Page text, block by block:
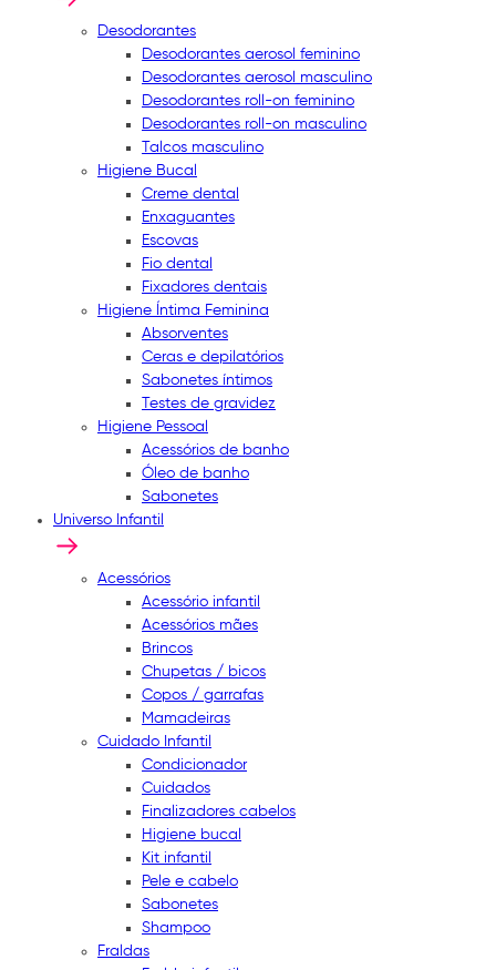
Desodorantes
Desodorantes aerosol feminino
Desodorantes aerosol masculino
Desodorantes roll-on feminino
Desodorantes roll-on masculino
Talcos masculino
Higiene Bucal
Creme dental
Enxaguantes
Escovas
Fio dental
Fixadores dentais
Higiene Íntima Feminina
Absorventes
Ceras e depilatórios
Sabonetes íntimos
Testes de gravidez
Higiene Pessoal
Acessórios de banho
Óleo de banho
Sabonetes
Universo Infantil
Acessórios
Acessório infantil
Acessórios mães
Brincos
Chupetas / bicos
Copos / garrafas
Mamadeiras
Cuidado Infantil
Condicionador
Cuidados
Finalizadores cabelos
Higiene bucal
Kit infantil
Pele e cabelo
Sabonetes
Shampoo
Fraldas